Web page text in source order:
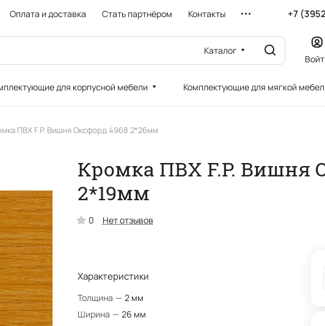
Оплата и доставка Стать партнёром Контакты +7
Каталог
для корпусной мебели Комплектующие для мягкой
ПВХ F.P. Вишня Оксфорд 4968 2*26мм
Кромка ПВХ F.P. Вишня
2*19мм
0 Нет отзывов
Характеристики
Толщина — 2 мм
Ширина — 26 мм